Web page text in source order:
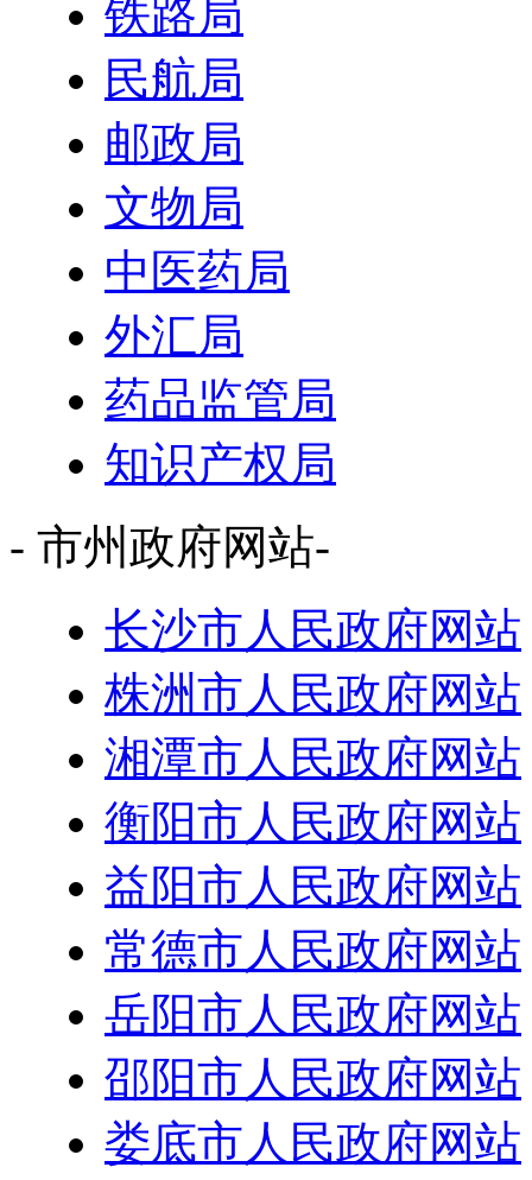
铁路局
民航局
邮政局
文物局
中医药局
外汇局
药品监管局
知识产权局
- 市州政府网站-
长沙市人民政府网站
株洲市人民政府网站
湘潭市人民政府网站
衡阳市人民政府网站
益阳市人民政府网站
常德市人民政府网站
岳阳市人民政府网站
邵阳市人民政府网站
娄底市人民政府网站